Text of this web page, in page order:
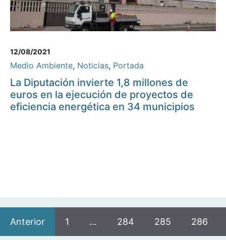
12/08/2021
Medio Ambiente, Noticias, Portada
La Diputación invierte 1,8 millones de
euros en la ejecución de proyectos de
eficiencia energética en 34 municipios
Anterior 1 … 284 285 286